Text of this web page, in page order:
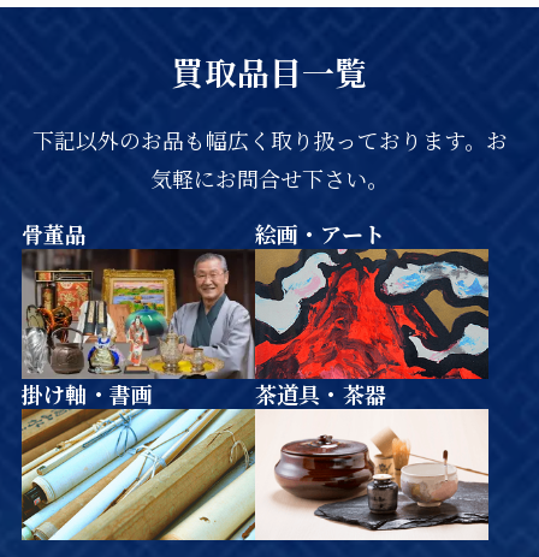
買取品目一覧
下記以外のお品も幅広く取り扱っております。お
気軽にお問合せ下さい。
骨董品
絵画・アート
掛け軸・書画 茶道具・茶器